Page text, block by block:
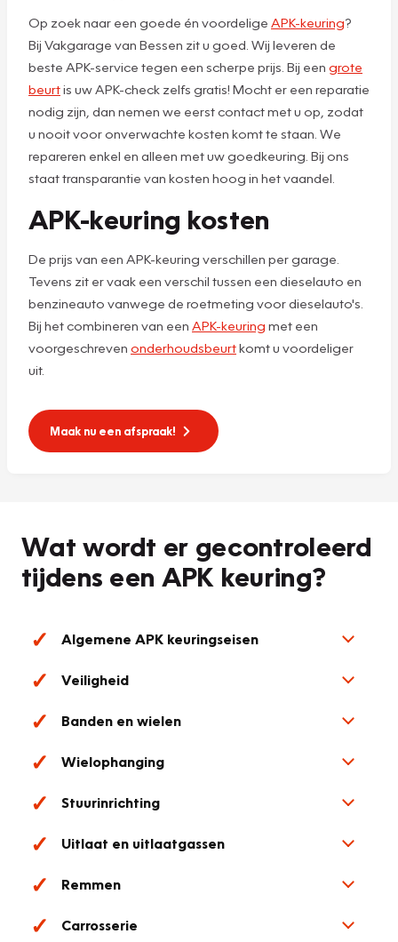
Op zoek naar een goede én voordelige APK-keuring?
Bij Vakgarage van Bessen zit u goed. Wij leveren de
beste APK-service tegen een scherpe prijs. Bij een grote
beurtis uw APK-check zelfs gratis! Mocht er een reparatie
nodig zijn, dan nemen we eerst contact met u op, zodat
u nooit voor onverwachte kosten komt te staan. We
repareren enkel en alleen met uw goedkeuring. Bij ons
staat transparantie van kosten hoog in het vaandel.
APK-keuring kosten
De prijs van een APK-keuring verschillen per garage.
Tevens zit er vaak een verschil tussen een dieselauto en
benzineauto vanwege de roetmeting voor dieselauto's.
Bij het combineren van een APK-keuring met een
voorgeschreven onderhoudsbeurtkomt u voordeliger
uit.
Maak nu een afspraak!
Wat wordt er gecontroleerd
tijdens een APK keuring?
Algemene APK keuringseisen
Veiligheid
Banden en wielen
Wielophanging
Stuurinrichting
Uitlaat en uitlaatgassen
Remmen
Carrosserie